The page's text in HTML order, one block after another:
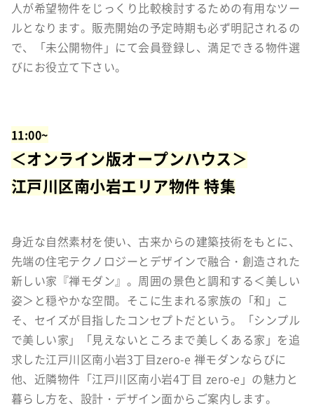
人が希望物件をじっくり比較検討するための有用なツー
ルとなります。販売開始の予定時期も必ず明記されるの
で、「未公開物件」にて会員登録し、満足できる物件選
びにお役立て下さい。
11:00~
＜オンライン版オープンハウス＞
江戸川区南小岩エリア物件 特集
身近な自然素材を使い、古来からの建築技術をもとに、
先端の住宅テクノロジーとデザインで融合・創造された
新しい家『禅モダン』。周囲の景色と調和する＜美しい
姿＞と穏やかな空間。そこに生まれる家族の「和」こ
そ、セイズが目指したコンセプトだという。「シンプル
で美しい家」「見えないところまで美しくある家」を追
求した江戸川区南小岩3丁目zero-e 禅モダンならびに
他、近隣物件「江戸川区南小岩4丁目 zero-e」 の魅力と
暮らし方を、設計・デザイン面からご案内します。